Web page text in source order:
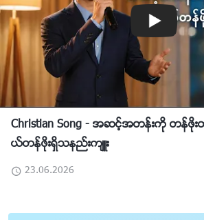
Christian Song - အဆင့္အတန္းကို တန္ဖိုး
ယ္တန္ဖိုးရွိသနည္းက်ဴး
23.06.2026